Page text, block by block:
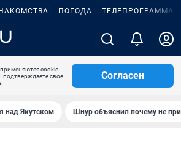
ПОГОДА ТЕЛЕПРОГРАММА
cookie-
подтверждаете свое
Согласен
над Якутском Шнур объяснил почему не